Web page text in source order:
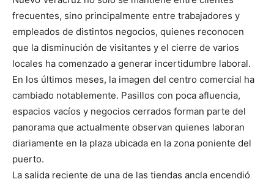
frecuentes, sino principalmente entre trabajadores y
empleados de distintos negocios, quienes reconocen
que la disminución de visitantes y el cierre de varios
locales ha comenzado a generar incertidumbre laboral.
En los últimos meses, la imagen del centro comercial ha
cambiado notablemente. Pasillos con poca afluencia,
espacios vacíos y negocios cerrados forman parte del
panorama que actualmente observan quienes laboran
diariamente en la plaza ubicada en la zona poniente del
puerto.
La salida reciente de una de las tiendas ancla encendió